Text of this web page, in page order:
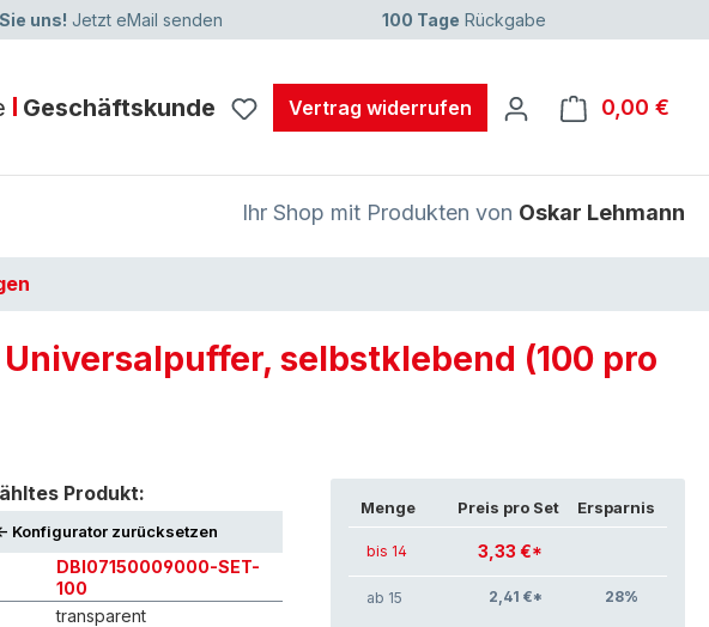
uns! Jetzt eMail senden 100 Tage Rückgabe
Geschäftskunde Vertrag widerrufen 0,00 €
Ihr Shop mit Produkten von Oskar Lehmann
Universalpuffer, selbstklebend (100 pro
Produkt:
Konfigurator zurücksetzen
DBI07150009000-SET-
100
transparent
Menge Preis pro Set Ersparnis
bis 14 3,33 €*
ab 15 2,41 €* 28%